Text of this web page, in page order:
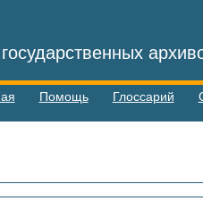
Помощь Глоссарий